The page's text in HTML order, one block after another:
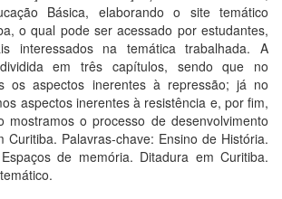
Básica, elaborando o site temático
o qual pode ser acessado por estudantes,
interessados na temática trabalhada. A
em três capítulos, sendo que no
os aspectos inerentes à repressão; já no
aspectos inerentes à resistência e, por fim,
mostramos o processo de desenvolvimento
Curitiba. Palavras-chave: Ensino de História.
de memória. Ditadura em Curitiba.